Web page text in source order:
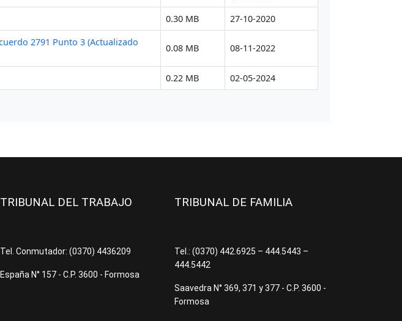
TRIBUNAL DEL TRABAJO
Tel. Conmutador: (0370) 4436209
España N° 157 - C.P. 3600 - Formosa
TRIBUNAL DE FAMILIA
Tel.: (0370) 442.6925 – 444.5443 –
444.5442
Saavedra N° 369, 371 y 377 - C.P. 3600 -
Formosa